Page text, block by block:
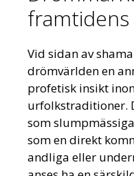
framtidens
Vid sidan av
drömvärlden en
profetisk insikt
urfolkstraditioner.
som
som en direkt
andliga eller